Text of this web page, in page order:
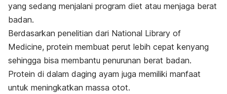
yang sedang menjalani program diet atau menjaga berat
badan.
Berdasarkan penelitian dari National Library of
Medicine, protein membuat perut lebih cepat kenyang
sehingga bisa membantu penurunan berat badan.
Protein di dalam daging ayam juga memiliki manfaat
untuk meningkatkan massa otot.